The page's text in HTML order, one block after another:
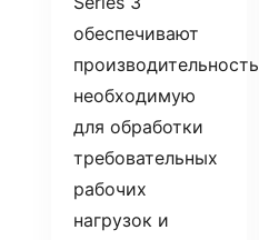
обеспечивают
необходимую
для обработки
требовательных
рабочих
нагрузок и